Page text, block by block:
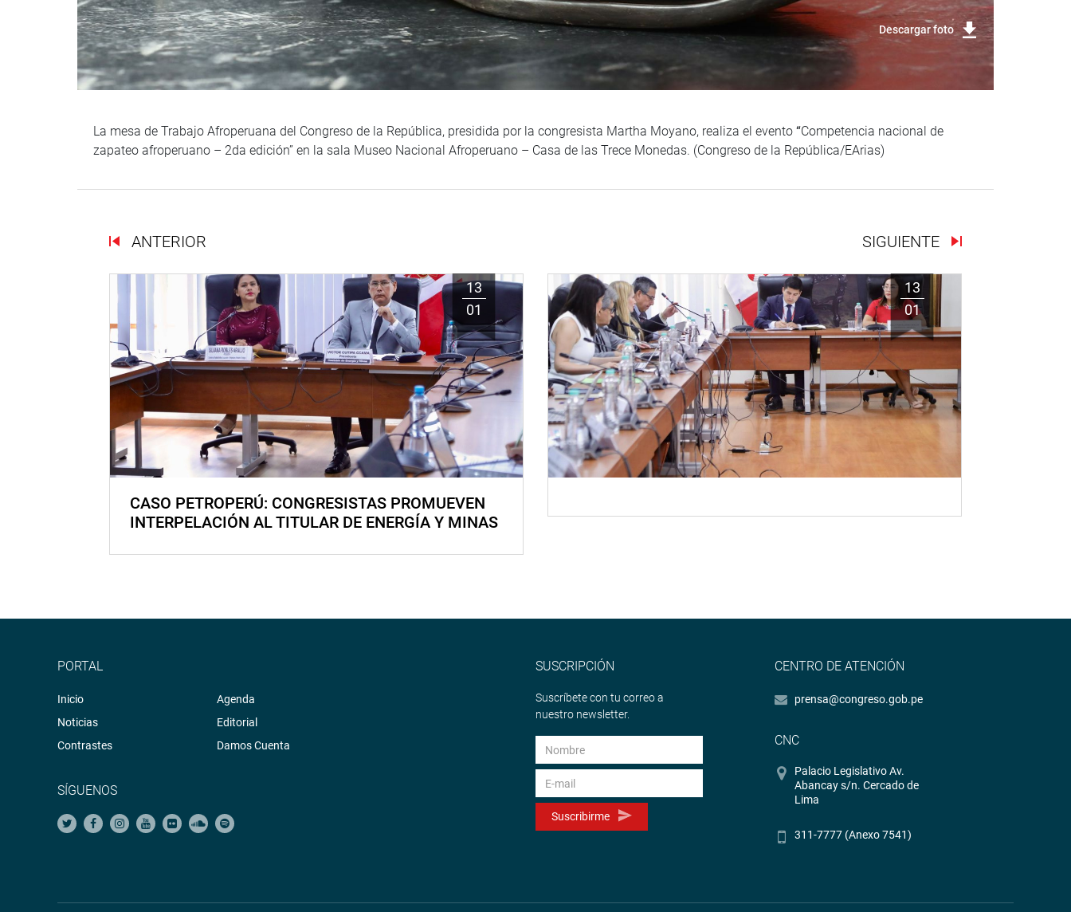
Descargar foto
La mesa de Trabajo Afroperuana del Congreso de la República, presidida por la congresista Martha Moyano, realiza el evento “Competencia nacional de
zapateo afroperuano – 2da edición” en la sala Museo Nacional Afroperuano – Casa de las Trece Monedas. (Congreso de la República/EArias)
ANTERIOR SIGUIENTE
13
01
CASO PETROPERÚ: CONGRESISTAS PROMUEVEN
INTERPELACIÓN AL TITULAR DE ENERGÍA Y MINAS
13
01
PORTAL
Inicio
Noticias
Contrastes
Agenda
Editorial
Damos Cuenta
SÍGUENOS
SUSCRIPCIÓN
Suscríbete con tu correo a
nuestro newsletter.
Suscribirme
CENTRO DE ATENCIÓN
prensa@congreso.gob.pe
CNC
Palacio Legislativo Av.
Abancay s/n. Cercado de
Lima
311-7777 (Anexo 7541)